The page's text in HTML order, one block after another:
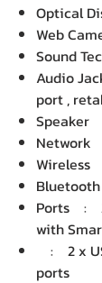
Optical
Web
Sound
Audio
port ,
Network
Wireless
Ports : 2
with
: 2 x
ports